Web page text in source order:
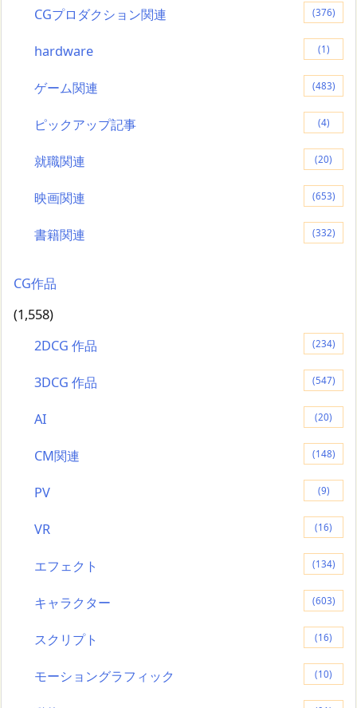
CGプロダクション関連 (376)
hardware (1)
ゲーム関連 (483)
ピックアップ記事 (4)
就職関連 (20)
映画関連 (653)
書籍関連 (332)
CG作品
(1,558)
2DCG 作品
(234)
3DCG 作品 (547)
AI (20)
CM関連 (148)
PV (9)
VR (16)
エフェクト (134)
キャラクター (603)
スクリプト (16)
モーショングラフィック (10)